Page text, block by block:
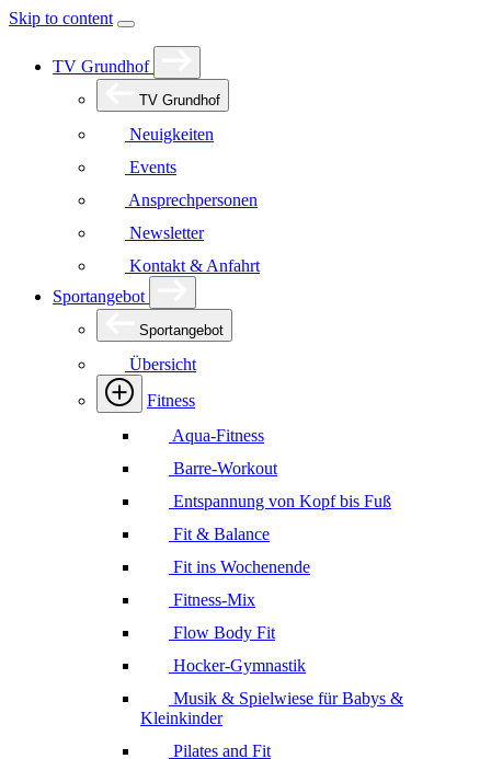
Skip to content
TV Grundhof
TV Grundhof
Neuigkeiten
Events
Ansprechpersonen
Newsletter
Kontakt & Anfahrt
Sportangebot
Sportangebot
Übersicht
Fitness
Aqua-Fitness
Barre-Workout
Entspannung von Kopf bis Fuß
Fit & Balance
Fit ins Wochenende
Fitness-Mix
Flow Body Fit
Hocker-Gymnastik
Musik & Spielwiese für Babys &
Kleinkinder
Pilates and Fit